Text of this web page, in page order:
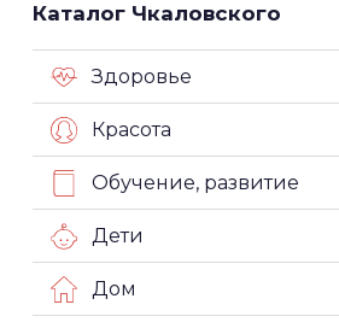
Каталог Чкаловского
Здоровье
Красота
Обучение, развитие
Дети
Дом